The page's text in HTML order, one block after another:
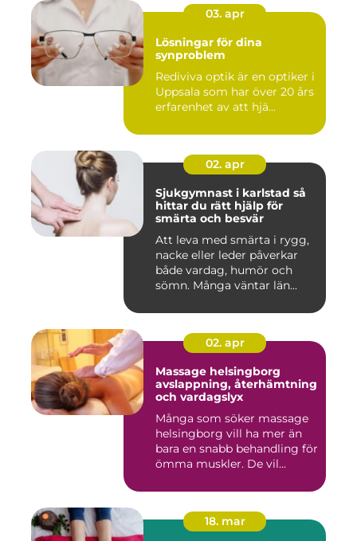
03. apr
Lösningar för dina
synproblem
Rediviva optik är en optiker i
Uppsala som har över 20 års
erfarenhet av att hjä...
02. apr
Sjukgymnast i karlstad så
hittar du rätt hjälp för
smärta och besvär
Att leva med smärta i rygg,
nacke eller leder påverkar
både vardag, humör och
sömn. Många väntar län...
02. apr
Massage helsingborg
avslappning, återhämtning
och vardagslyx
Många som söker massage
helsingborg vill ha mer än
bara en snabb behandling för
ömma muskler. De vil...
18. mar